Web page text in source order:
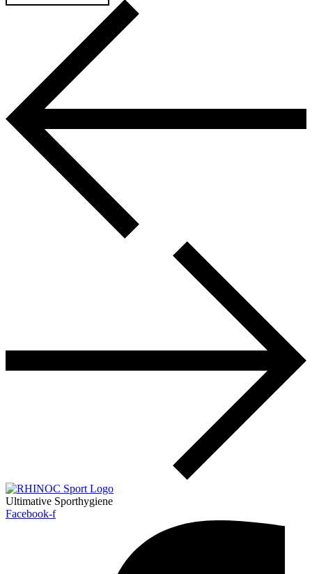
Ultimative Sporthygiene
Facebook-f